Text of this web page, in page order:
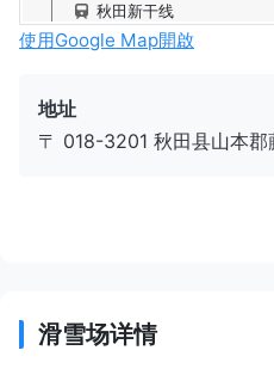
秋田新干线
153 分 JPY 10,560
奥羽本线
滝之泽（藤里町）
使用Google Map開啟
地址
〒 018-3201 秋田县山本
滑雪场详情